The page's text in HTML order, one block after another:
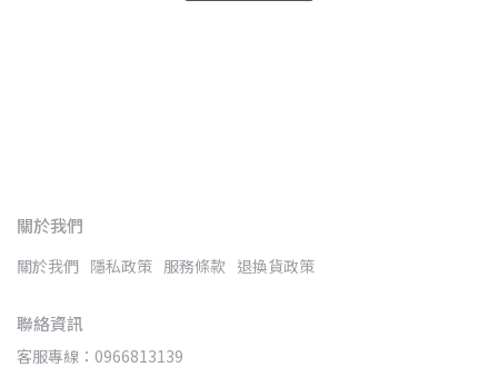
關於我們
關於我們 隱私政策 服務條款 退換貨政策
聯絡資訊
客服專線：0966813139